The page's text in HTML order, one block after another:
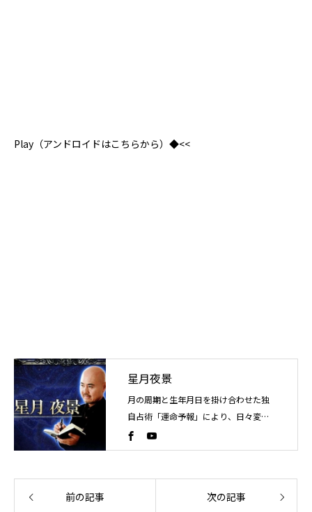
Play（アンドロイドはこちらから）◆<<
星月夜景
月の周期と生年月日を掛け合わせた独
自占術「運命予報」により、日々変化
する運気の流れを読み解く占い師。こ
れまでに4万人以上を鑑定。
前の記事 次の記事